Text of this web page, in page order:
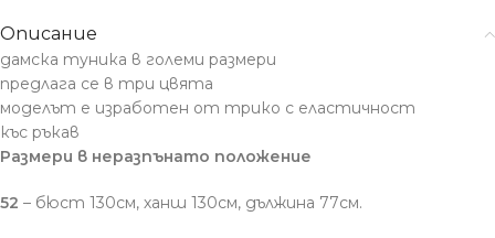
Описание
дамска туника в големи размери
предлага се в три цвята
моделът е изработен от трико с еластичност
къс ръкав
Размери в неразпънато положение
52 – бюст 130см, ханш 130см, дължина 77см.